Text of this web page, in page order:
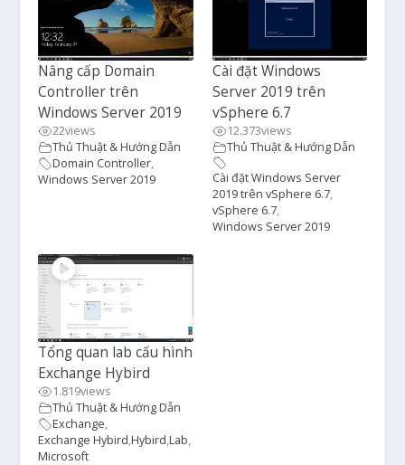
Nâng cấp Domain
Controller trên
Windows Server 2019
22views
Thủ Thuật & Hướng Dẫn
Domain Controller,
Windows Server 2019
Cài đặt Windows
Server 2019 trên
vSphere 6.7
12.373views
Thủ Thuật & Hướng Dẫn
Cài đặt Windows Server
2019 trên vSphere 6.7,
vSphere 6.7,
Windows Server 2019
Tổng quan lab cấu hình
Exchange Hybird
1.819views
Thủ Thuật & Hướng Dẫn
Exchange,
Exchange Hybird,Hybird,Lab,
Microsoft